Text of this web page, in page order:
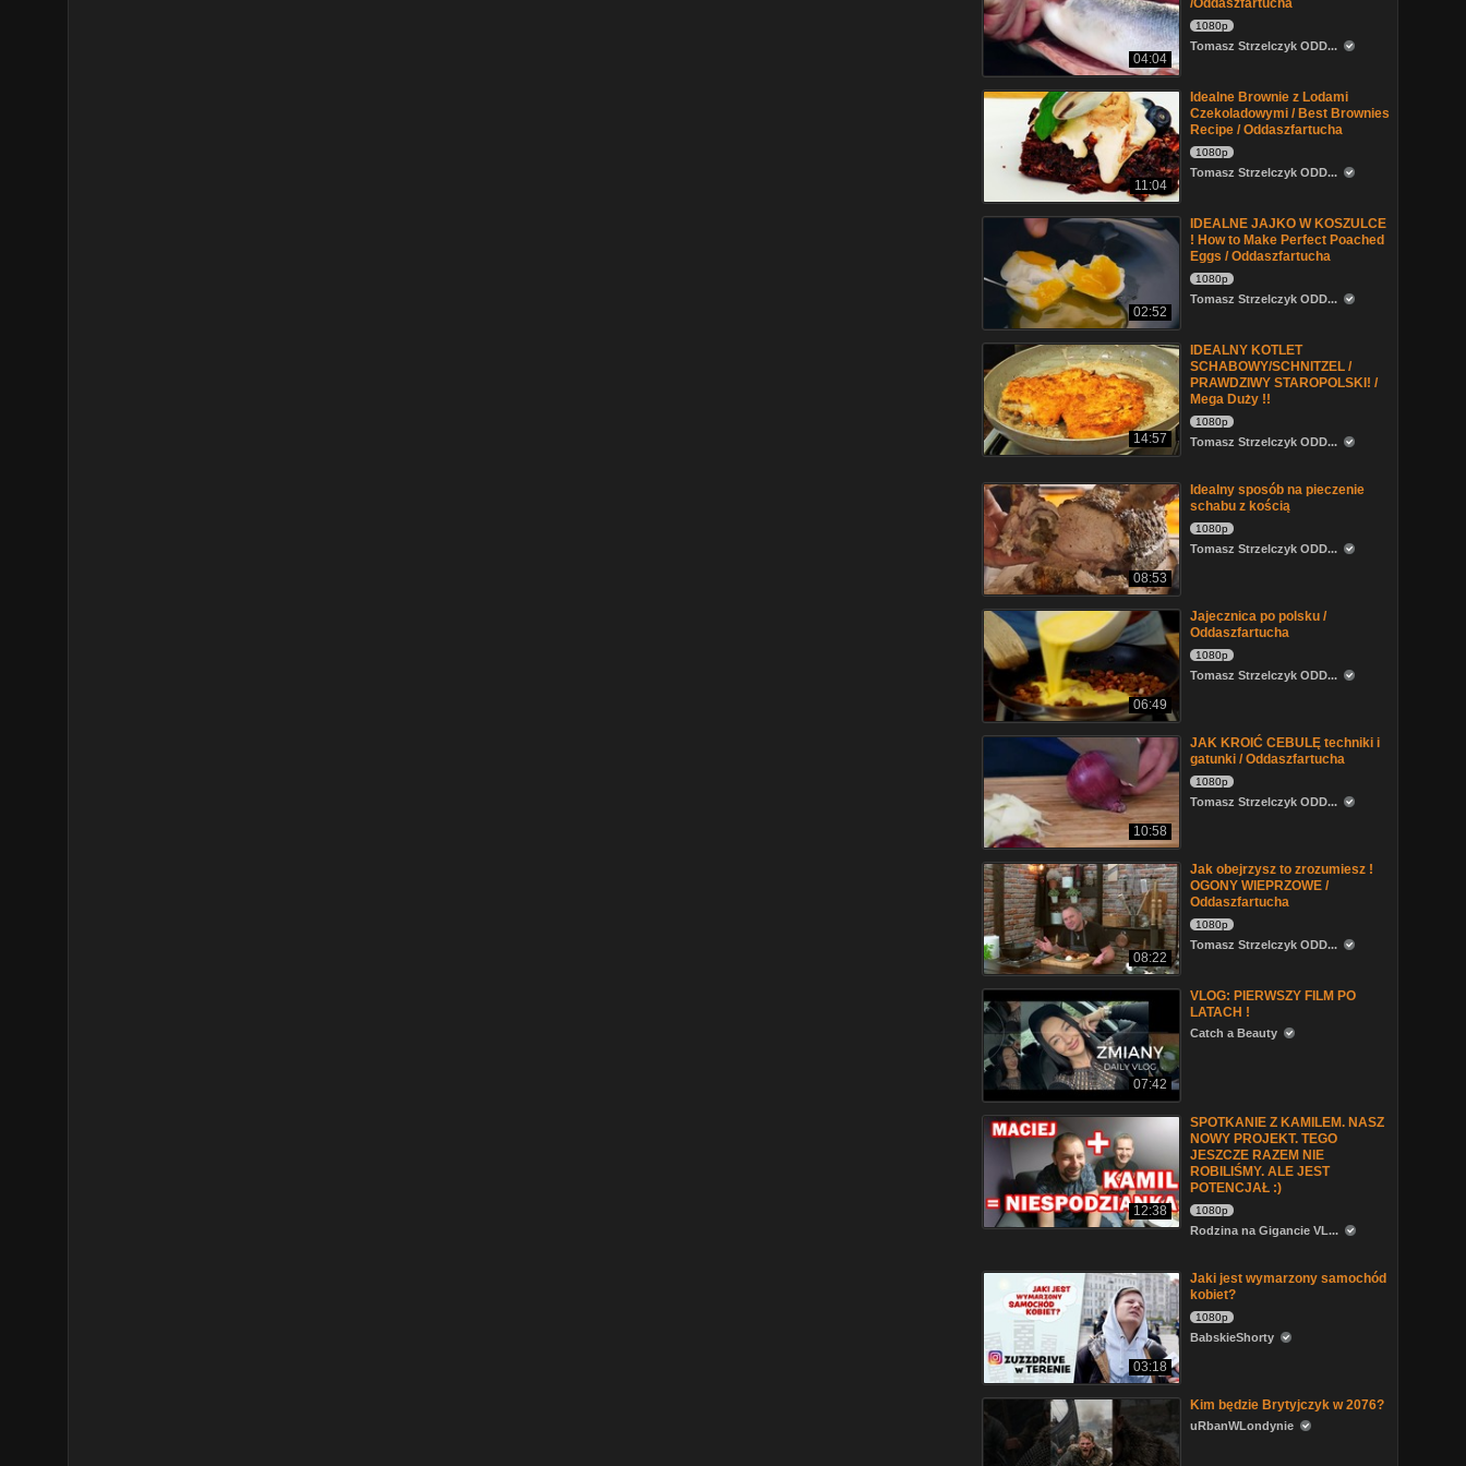
04:04
/Oddaszfartucha
1080p
Tomasz Strzelczyk ODD...
11:04
Idealne Brownie z Lodami
Czekoladowymi / Best Brownies
Recipe / Oddaszfartucha
1080p
Tomasz Strzelczyk ODD...
02:52
IDEALNE JAJKO W KOSZULCE
! How to Make Perfect Poached
Eggs / Oddaszfartucha
1080p
Tomasz Strzelczyk ODD...
14:57
IDEALNY KOTLET
SCHABOWY/SCHNITZEL /
PRAWDZIWY STAROPOLSKI! /
Mega Duży !!
1080p
Tomasz Strzelczyk ODD...
08:53
Idealny sposób na pieczenie
schabu z kością
1080p
Tomasz Strzelczyk ODD...
06:49
Jajecznica po polsku /
Oddaszfartucha
1080p
Tomasz Strzelczyk ODD...
10:58
JAK KROIĆ CEBULĘ techniki i
gatunki / Oddaszfartucha
1080p
Tomasz Strzelczyk ODD...
08:22
Jak obejrzysz to zrozumiesz !
OGONY WIEPRZOWE /
Oddaszfartucha
1080p
Tomasz Strzelczyk ODD...
07:42
VLOG: PIERWSZY FILM PO
LATACH !
Catch a Beauty
12:38
SPOTKANIE Z KAMILEM. NASZ
NOWY PROJEKT. TEGO
JESZCZE RAZEM NIE
ROBILIŚMY. ALE JEST
POTENCJAŁ :)
1080p
Rodzina na Gigancie VL...
03:18
Jaki jest wymarzony samochód
kobiet?
1080p
BabskieShorty
Kim będzie Brytyjczyk w 2076?
uRbanWLondynie